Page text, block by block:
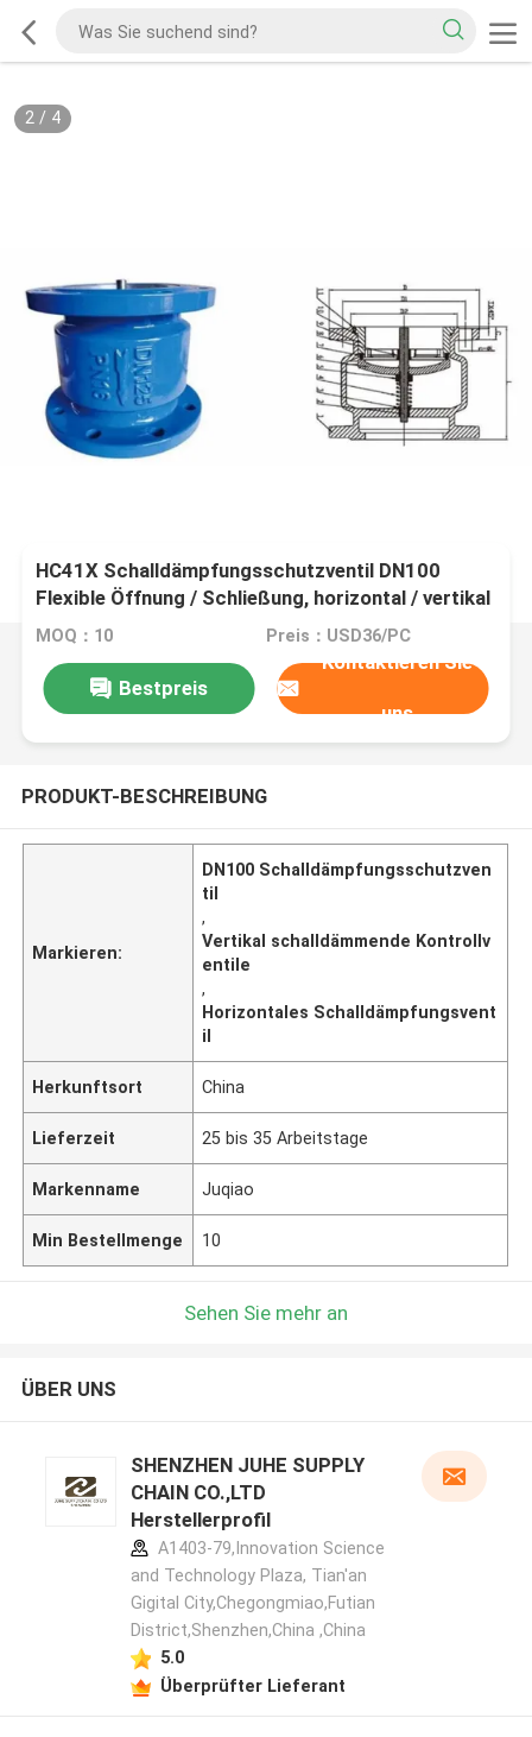
2/ 4
HC41X Schalldämpfungsschutzventil DN100
Flexible Öffnung / Schließung, horizontal / vertikal
installiert
MOQ：10 Preis：USD36/PC
Bestpreis
Kontaktieren Sie
uns
PRODUKT-BESCHREIBUNG
Markieren:
DN100 Schalldämpfungsschutzven
til
,
Vertikal schalldämmende Kontrollv
entile
,
Horizontales Schalldämpfungsvent
il
Herkunftsort China
Lieferzeit 25 bis 35 Arbeitstage
Markenname Juqiao
Min Bestellmenge 10
Sehen Sie mehr an
ÜBER UNS
SHENZHEN JUHE SUPPLY
CHAIN CO.,LTD
Herstellerprofil
A1403-79,Innovation Science
and Technology Plaza, Tian'an
Gigital City,Chegongmiao,Futian
District,Shenzhen,China ,China
5.0
Überprüfter Lieferant